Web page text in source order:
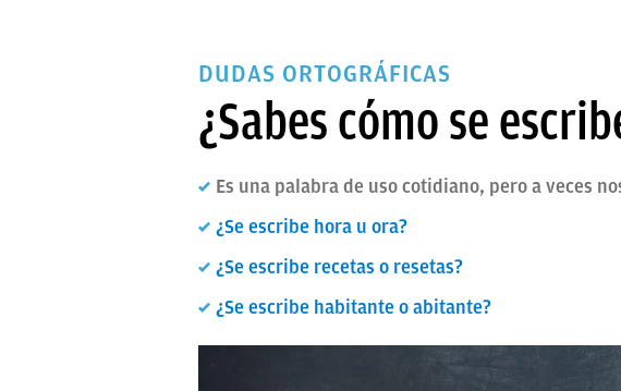
DUDAS ORTOGRÁFICAS
¿Sabes cómo se
Es una palabra de uso cotidiano, pero a veces
¿Se escribe hora u ora?
¿Se escribe recetas o resetas?
¿Se escribe habitante o abitante?